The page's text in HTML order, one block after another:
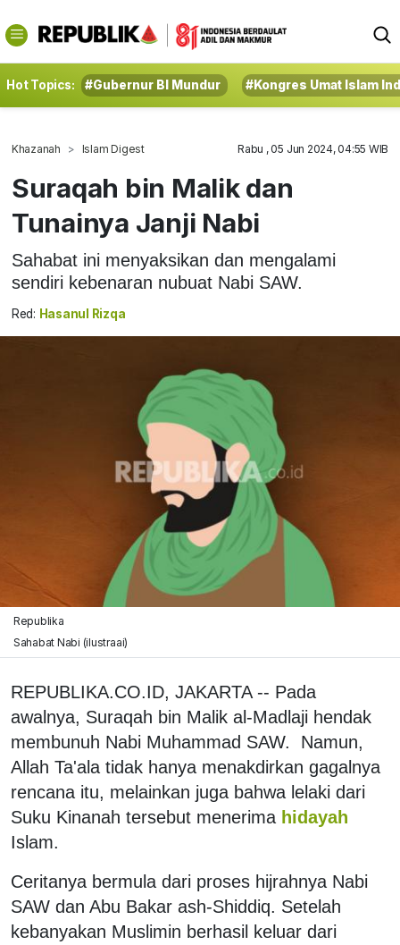
Hot Topics: #Gubernur BI Mundur #Kongres Umat Islam
Khazanah Islam Digest Rabu , 05 Jun 2024, 04:55 WIB
Suraqah bin Malik dan
Tunainya Janji Nabi
Sahabat ini menyaksikan dan mengalami
sendiri kebenaran nubuat Nabi SAW.
Red: Hasanul Rizqa
Republika
Sahabat Nabi (ilustraai)
REPUBLIKA.CO.ID, JAKARTA -- Pada
awalnya, Suraqah bin Malik al-Madlaji hendak
membunuh Nabi Muhammad SAW. Namun,
Allah Ta'ala tidak hanya menakdirkan gagalnya
rencana itu, melainkan juga bahwa lelaki dari
Suku Kinanah tersebut menerima hidayah
Islam.
Ceritanya bermula dari proses hijrahnya Nabi
SAW dan Abu Bakar ash-Shiddiq. Setelah
kebanyakan Muslimin berhasil keluar dari